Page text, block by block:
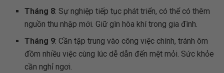
Tháng 8: Sự nghiệp tiếp tục phát triển, có thể có thêm
nguồn thu nhập mới. Giữ gìn hòa khí trong gia đình.
Tháng 9: Cần tập trung vào công việc chính, tránh ôm
đồm nhiều việc cùng lúc dễ dẫn đến mệt mỏi. Sức khỏe
cần nghỉ ngơi.